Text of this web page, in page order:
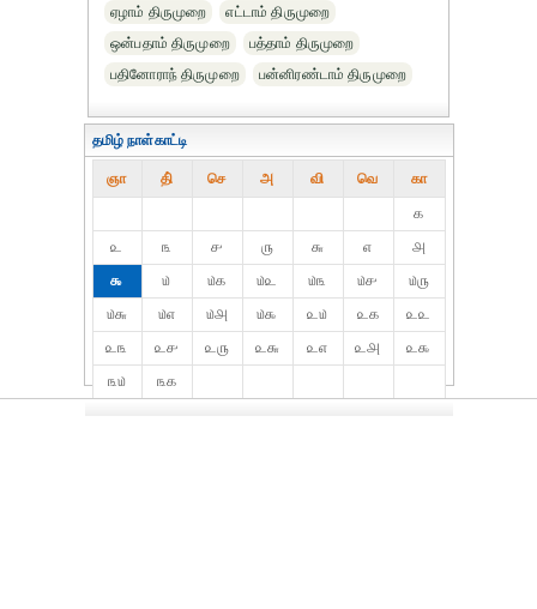
ஏழாம் திருமுறை
எட்டாம் திருமுறை
ஒன்பதாம் திருமுறை
பத்தாம் திருமுறை
பதினோராந் திருமுறை
பன்னிரண்டாம் திருமுறை
தமிழ் நாள்காட்டி
ஞா தி் செ அ வி வெ கா
௧
௨
௩ ௪ ௫ ௬ ௭
௮
௯
௰ ௰௧ ௰௨ ௰௩ ௰௪
௰௫
௰௬
௰௭ ௰௮ ௰௯ ௨௰ ௨௧
௨௨
௨௩
௨௪ ௨௫ ௨௬ ௨௭ ௨௮
௨௯
௩௰
௩௧